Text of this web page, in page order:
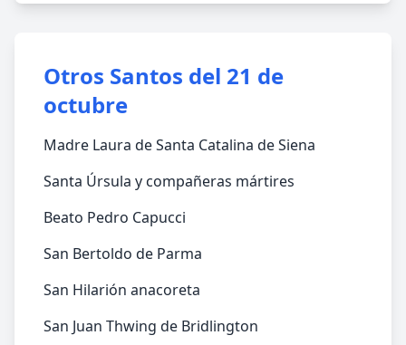
Otros Santos del 21 de
octubre
Madre Laura de Santa Catalina de Siena
Santa Úrsula y compañeras mártires
Beato Pedro Capucci
San Bertoldo de Parma
San Hilarión anacoreta
San Juan Thwing de Bridlington